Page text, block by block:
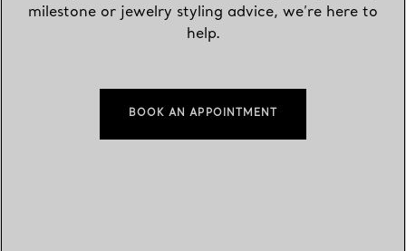
milestone or jewelry styling advice, we’re here to
help.
BOOK AN APPOINTMENT